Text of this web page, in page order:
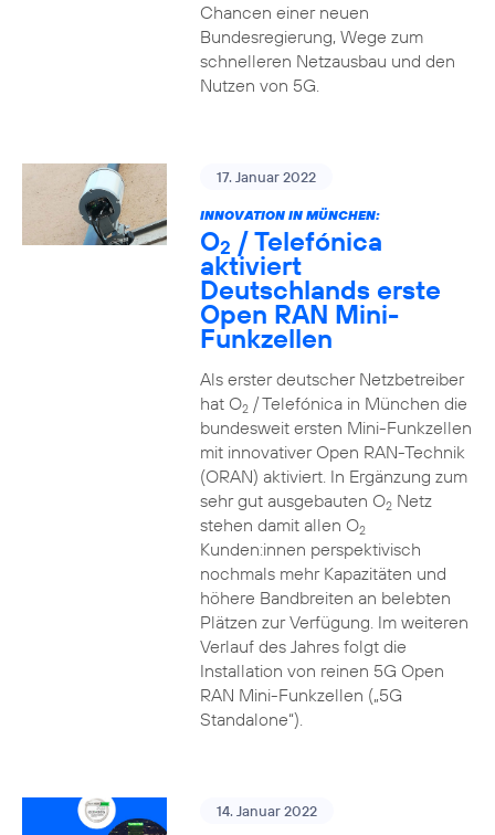
Chancen einer neuen
Bundesregierung, Wege zum
schnelleren Netzausbau und den
Nutzen von 5G.
17. Januar 2022
INNOVATION IN MÜNCHEN:
O2 / Telefónica
aktiviert
Deutschlands erste
Open RAN Mini-
Funkzellen
Als erster deutscher Netzbetreiber
hat O2/ Telefónica in München die
bundesweit ersten Mini-Funkzellen
mit innovativer Open RAN-Technik
(ORAN) aktiviert. In Ergänzung zum
sehr gut ausgebauten O2Netz
stehen damit allen O2
Kunden:innen perspektivisch
nochmals mehr Kapazitäten und
höhere Bandbreiten an belebten
Plätzen zur Verfügung. Im weiteren
Verlauf des Jahres folgt die
Installation von reinen 5G Open
RAN Mini-Funkzellen („5G
Standalone“).
14. Januar 2022